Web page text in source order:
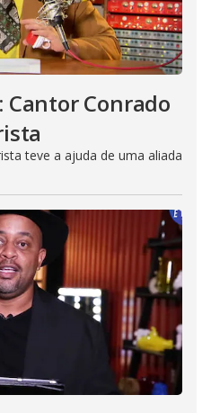
Cantor Conrado
teve a ajuda de uma aliada